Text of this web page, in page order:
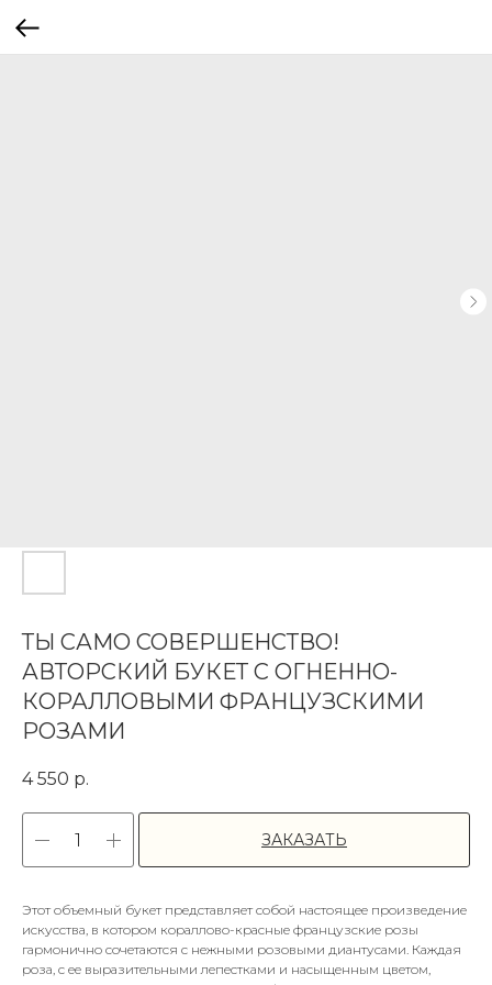
ТЫ САМО СОВЕРШЕНСТВО!
АВТОРСКИЙ БУКЕТ С ОГНЕННО-
КОРАЛЛОВЫМИ ФРАНЦУЗСКИМИ
РОЗАМИ
4 550 р.
ЗАКАЗАТЬ
Этот объемный букет представляет собой настоящее произведение
искусства, в котором кораллово-красные французские розы
гармонично сочетаются с нежными розовыми диантусами. Каждая
роза, с ее выразительными лепестками и насыщенным цветом,